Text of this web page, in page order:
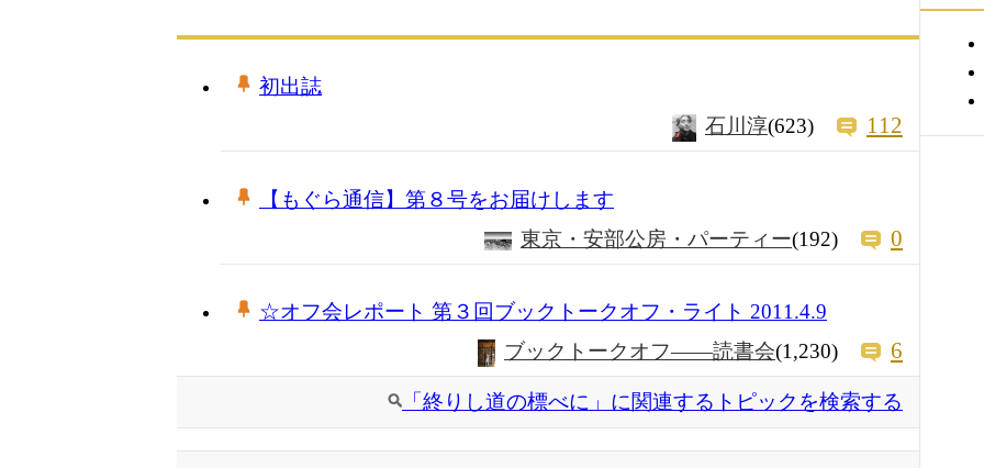
初出誌
石川淳(623) 112
【もぐら通信】第８号をお届けします
東京・安部公房・パーティー(192) 0
☆オフ会レポート 第３回ブックトークオフ・ライト 2011.4.9
ブックトークオフ――読書会(1,230) 6
「終りし道の標べに」に関連するトピックを検索する